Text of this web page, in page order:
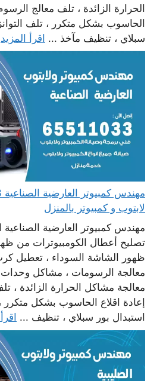
الحرارة الزائدة ، تلف معالج
الحاسوب بشكل متكرر ، تلف
سبلاي ، تنظيف مآخذ ... اقرأ المزيد
لابتوب و كمبيوتر بالمنزل
مهندس كمبيوتر العارضية
تصليح أعطال الكومبيوترات من
ظهور الشاشة السوداء ، تعطيل
معالجة الرسومات ، مشاكل وحدات
معالجة مشاكل الحرارة الزائدة ،
إعادة اقلاع الحاسوب بشكل متكرر
استبدال بور سبلاي ، تنظيف ...